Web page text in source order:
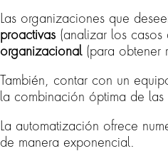
Las organizaciones que
proactivas(analizar los casos
organizacional(para obtener
También, contar con un
la combinación óptima de las
La automatización ofrece
de manera exponencial.